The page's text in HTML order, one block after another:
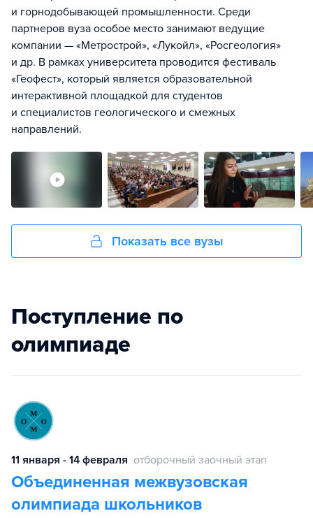
и горнодобывающей промышленности. Среди
партнеров вуза особое место занимают ведущие
компании — «Метрострой», «Лукойл», «Росгеология»
и др. В рамках университета проводится фестиваль
«Геофест», который является образовательной
интерактивной площадкой для студентов
и специалистов геологического и смежных
направлений.
Показать все вузы
Поступление по
олимпиаде
11 января - 14 февраля отборочный заочный этап
Объединенная межвузовская
олимпиада школьников